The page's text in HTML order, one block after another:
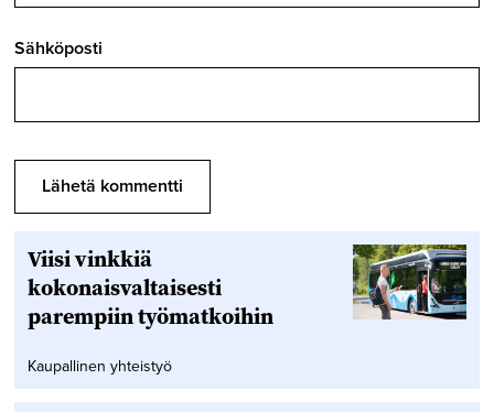
Sähköposti
Viisi vinkkiä
kokonaisvaltaisesti
parempiin työmatkoihin
Kaupallinen yhteistyö